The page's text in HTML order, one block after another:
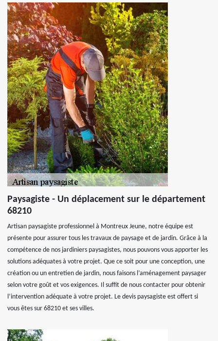
Paysagiste - Un déplacement sur le département
68210
Artisan paysagiste professionnel à Montreux Jeune, notre équipe est
présente pour assurer tous les travaux de paysage et de jardin. Grâce à la
compétence de nos jardiniers paysagistes, nous pouvons vous apporter les
solutions adéquates à votre projet. Que ce soit pour une conception, une
création ou un entretien de jardin, nous faisons l’aménagement paysager
selon votre goût et vos exigences. Il suffit de nous contacter pour obtenir
l’intervention adéquate à votre projet. Le devis paysagiste est offert si
vous êtes sur 68210 et ses villes.